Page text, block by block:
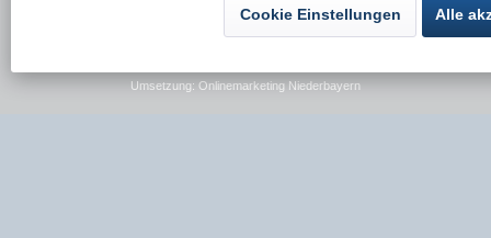
Versand und Zahlungsbedingungen
Umsetzung: Onlinemarketing Niederbayern
Cookie Einstellungen Alle